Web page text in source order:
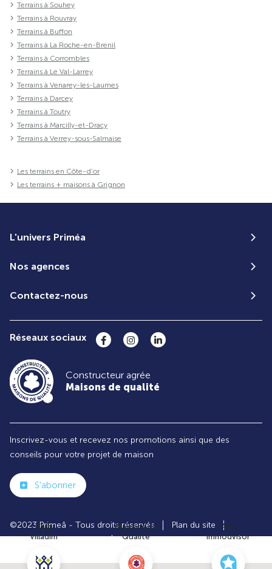
Club
Villadim
Maisons de
Qualité
Avis
Immodvisor
Terrains à Souhey
Terrains à Rouvray
Terrains à Buffon
Terrains à La Roche-en-Brenil
Terrains à Corrombles
Terrains à Le Val-Larrey
Terrains à Venarey-les-Laumes
Terrains à Darcey
Terrains à Toutry
Terrains à Marcilly-et-Dracy
Terrains à Verrey-sous-Salmaise
Les terrains en Côte-d'or
Les terrains + maisons à Grignon
L'univers Priméa
Nos agences
Contactez-nous
Réseaux sociaux
Constructeur agrée
Maisons de qualité
Inscrivez-vous et recevez nos promotions ainsi que des
conseils pour votre projet de maison
S'abonner
©2023 Primeâ - Tous droits réservés
Plan du site
Paramètres des cookies
Politiques de Confidentialités
Mentions légales
Recrutement